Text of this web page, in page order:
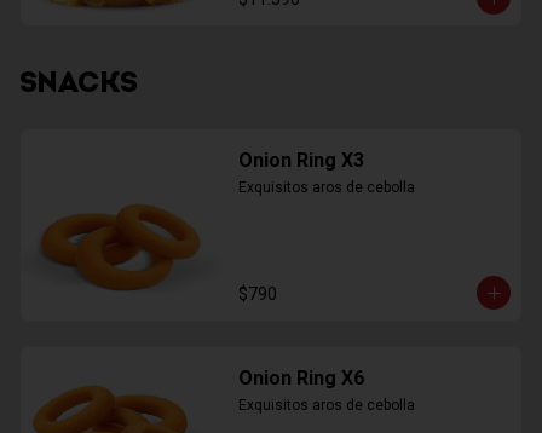
SNACKS
Onion Ring X3
Exquisitos aros de cebolla
$790
Onion Ring X6
Exquisitos aros de cebolla